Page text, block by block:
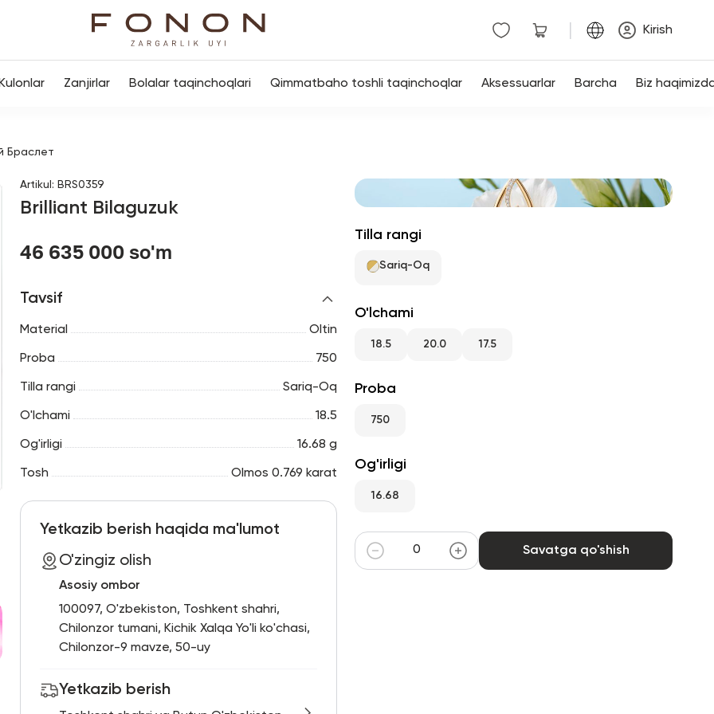
Kirish
Kulonlar Zanjirlar Bolalar taqinchoqlari Qimmatbaho toshli taqinchoqlar Aksessuarlar Barcha Biz
Браслет
Artikul : BRS0359
Brilliant Bilaguzuk
46 635 000 so'm
Tavsif
Material Oltin
Proba 750
Tilla rangi Sariq-Oq
O'lchami 18.5
Og'irligi 16.68 g
Tosh Olmos 0.769 karat
Yetkazib berish haqida ma'lumot
O'zingiz olish
Asosiy ombor
100097, O'zbekiston, Toshkent shahri,
Chilonzor tumani, Kichik Xalqa Yo'li ko'chasi,
Chilonzor-9 mavze, 50-uy
Yetkazib berish
Tilla rangi
Sariq-Oq
O'lchami
18.5 20.0 17.5
Proba
750
Og'irligi
16.68
Savatga qo'shish